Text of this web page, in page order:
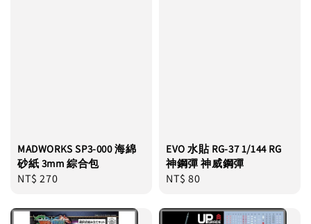
MADWORKS SP3-000 海綿
砂紙 3mm 綜合包
Regular
NT$ 270
EVO 水貼 RG-37 1/144 RG
神鋼彈 神威鋼彈
Regular
NT$ 80